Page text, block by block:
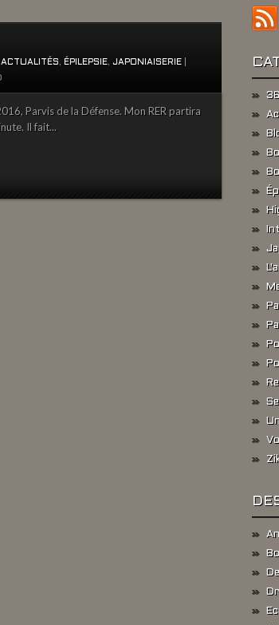
ACTUALITÉS , ÉPILEPSIE, JAPONIAISERIE
Parvis de la Défense. Mon RER partira
Il fait...